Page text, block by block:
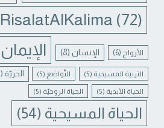
RisalatAlKalima (72)
الأرواح (6) الإنسان(8) الإيمان
التربية المسيحية (5) التّواضع (5) الحريّة (7)
الحياة الأبدية (5) الحياة الروحيّة (5)
الحياة المسيحية (54)